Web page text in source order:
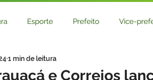
Esporte Prefeito Vice-
Saneamento Básico
e Correios
1 min de leitura